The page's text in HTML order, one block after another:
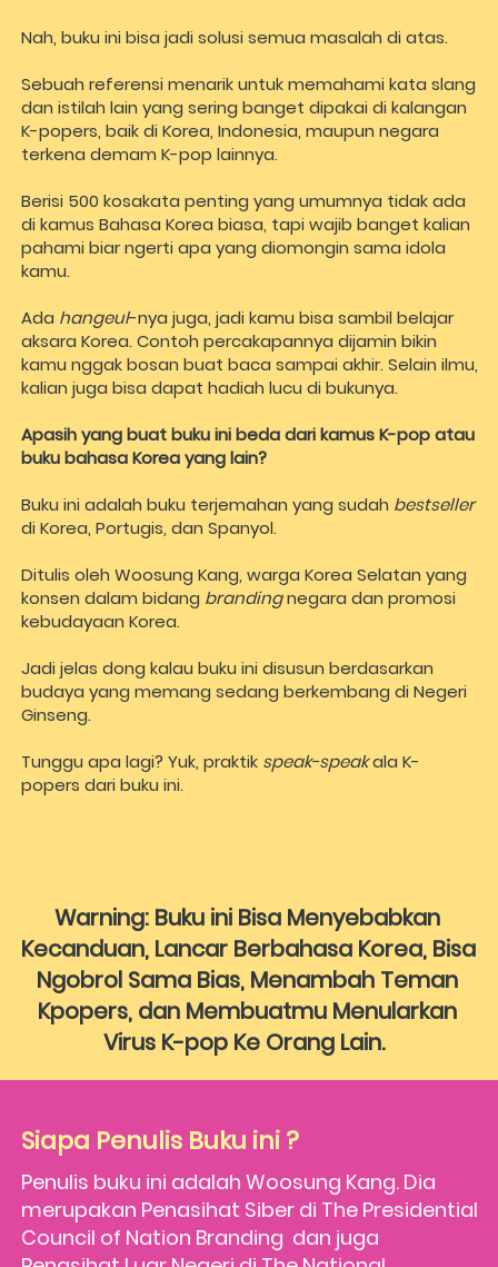
Nah, buku ini bisa jadi solusi semua masalah di atas.
Sebuah referensi menarik untuk memahami kata slang
dan istilah lain yang sering banget dipakai di kalangan
K-popers, baik di Korea, Indonesia, maupun negara
terkena demam K-pop lainnya.
Berisi 500 kosakata penting yang umumnya tidak ada
di kamus Bahasa Korea biasa, tapi wajib banget kalian
pahami biar ngerti apa yang diomongin sama idola
kamu.
Ada hangeul-nya juga, jadi kamu bisa sambil belajar
aksara Korea. Contoh percakapannya dijamin bikin
kamu nggak bosan buat baca sampai akhir. Selain ilmu,
kalian juga bisa dapat hadiah lucu di bukunya.
Apasih yang buat buku ini beda dari kamus K-pop atau
buku bahasa Korea yang lain?
Buku ini adalah buku terjemahan yang sudah
bestseller
di Korea, Portugis, dan Spanyol.
Ditulis oleh Woosung Kang, warga Korea Selatan yang
konsen dalam bidang branding negara dan promosi
kebudayaan Korea.
Jadi jelas dong kalau buku ini disusun berdasarkan
budaya yang memang sedang berkembang di Negeri
Ginseng.
Tunggu apa lagi? Yuk, praktik speak-speak ala K-
popers dari buku ini.
Warning: Buku ini Bisa Menyebabkan
Kecanduan, Lancar Berbahasa Korea, Bisa
Ngobrol Sama Bias, Menambah Teman
Kpopers, dan Membuatmu Menularkan
Virus K-pop Ke Orang Lain.
Siapa Penulis Buku ini ?
Penulis buku ini adalah Woosung Kang. Dia
merupakan Penasihat Siber di The Presidential
Council of Nation Branding  dan juga